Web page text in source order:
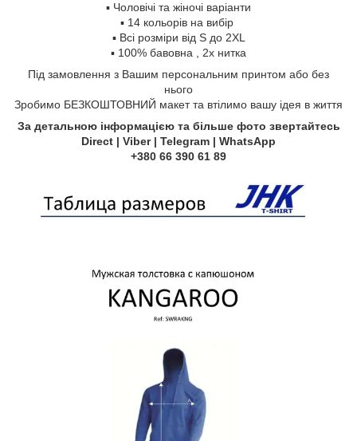
▪️ Чоловічі та жіночі варіанти
▪️ 14 кольорів на вибір
▪️ Всі розміри від S до 2XL
▪️ 100% бавовна , 2х нитка
Під замовлення з Вашим персональним принтом або без
нього
Зробимо БЕЗКОШТОВНИЙ макет та втілимо вашу ідея в життя
За детальною інформацією та більше фото звертайтесь
Direct | Viber | Telegram | WhatsApp
+380 66 390 61 89